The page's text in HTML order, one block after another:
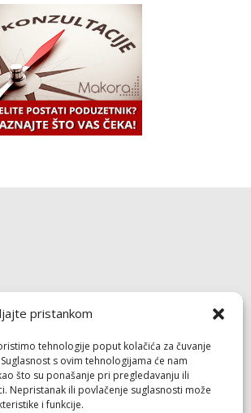
pristankom
tehnologije poput kolačića za čuvanje
s ovim tehnologijama će nam
što su ponašanje pri pregledavanju ili
Nepristanak ili povlačenje suglasnosti može
i funkcije.